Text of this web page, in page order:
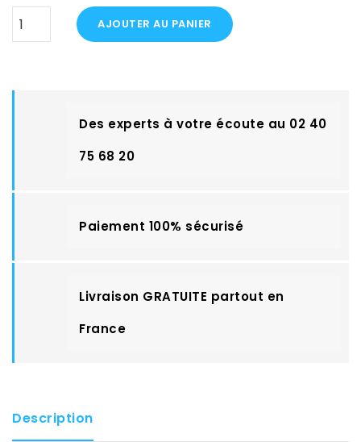
AJOUTER AU PANIER
Des experts à votre écoute au 02 40
75 68 20
Paiement 100% sécurisé
Livraison GRATUITE partout en
France
Description